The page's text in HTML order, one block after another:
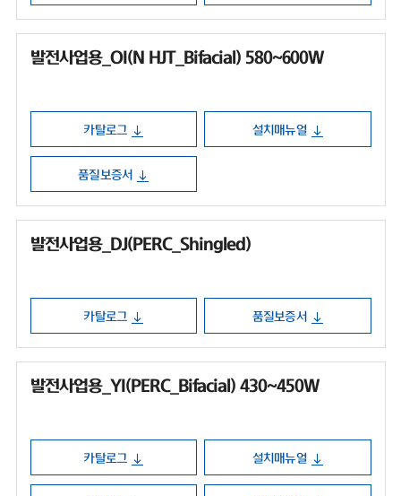
발전사업용_OI(N HJT_Bifacial) 580~600W
카탈로그 설치매뉴얼
품질보증서
발전사업용_DJ(PERC_Shingled)
카탈로그 품질보증서
발전사업용_YI(PERC_Bifacial) 430~450W
카탈로그 설치매뉴얼